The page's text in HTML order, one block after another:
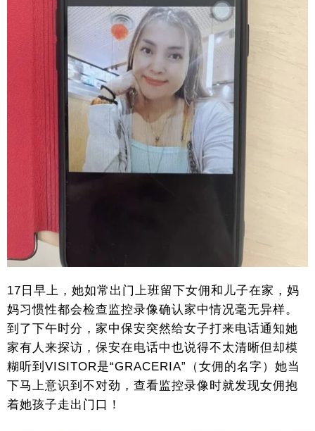
17日早上，她如常出门上班留下女佣和儿子在家，妈
妈习惯性都会检查监控录像确认家中情况毫无异样。
到了下午时分，家中保安突然给女子打来电话通知她
家有人来探访，保安在电话中也说得不太清晰但却模
糊听到VISITOR是“GRACERIA”（女佣的名字）她当
下马上意识到不对劲，查看监控录像时就发现女佣抱
着她孩子走出门口！